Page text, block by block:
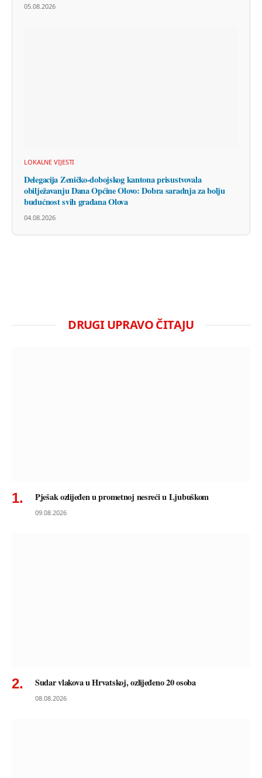
05.08.2026
LOKALNE VIJESTI
Delegacija Zeničko-dobojskog kantona prisustvovala
obilježavanju Dana Općine Olovo: Dobra saradnja za bolju
budućnost svih građana Olova
04.08.2026
DRUGI UPRAVO ČITAJU
Pješak ozlijeđen u prometnoj nesreći u Ljubuškom
09.08.2026
Sudar vlakova u Hrvatskoj, ozlijeđeno 20 osoba
08.08.2026